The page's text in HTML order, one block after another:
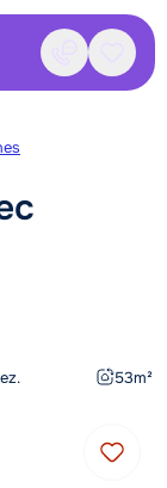
Kontakt
53m²